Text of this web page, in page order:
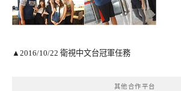
▲2016/10/22 衛視中文台冠軍任務
其他合作平台